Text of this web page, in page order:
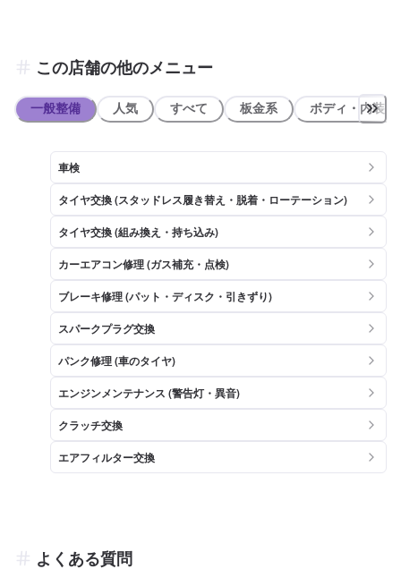
「ハローズ夢前台店」様より東に100mの箇所でもございます。
この店舗の他のメニュー
一般整備 人気 すべて 板金系 ボディ・内装
車検
タイヤ交換 (スタッドレス履き替え・脱着・ローテーション)
タイヤ交換 (組み換え・持ち込み)
カーエアコン修理 (ガス補充・点検)
ブレーキ修理 (パット・ディスク・引きずり)
スパークプラグ交換
パンク修理 (車のタイヤ)
エンジンメンテナンス (警告灯・異音)
クラッチ交換
エアフィルター交換
よくある質問